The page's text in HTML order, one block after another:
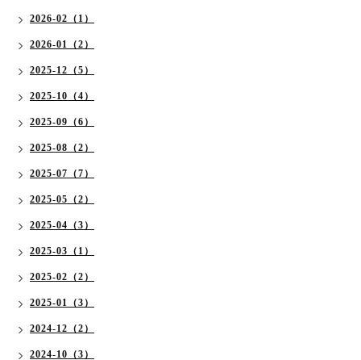
2026-02（1）
2026-01（2）
2025-12（5）
2025-10（4）
2025-09（6）
2025-08（2）
2025-07（7）
2025-05（2）
2025-04（3）
2025-03（1）
2025-02（2）
2025-01（3）
2024-12（2）
2024-10（3）